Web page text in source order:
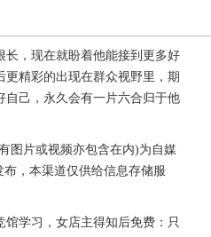
，现在就盼着他能接到更多好
更精彩的出现在群众视野里，期
自己，永久会有一片六合归于他
片或视频亦包含在内)为自媒
，本渠道仅供给信息存储服
学习，女店主得知后免费：只